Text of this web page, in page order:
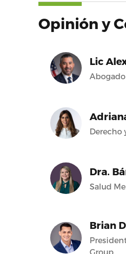
Opinión y
Lic
Abogado
Derecho
Dra.
Salud
Brian
Group